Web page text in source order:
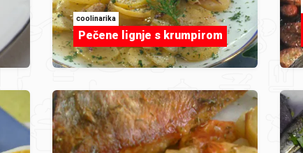
coolinarika
Pečene lignje s krumpirom